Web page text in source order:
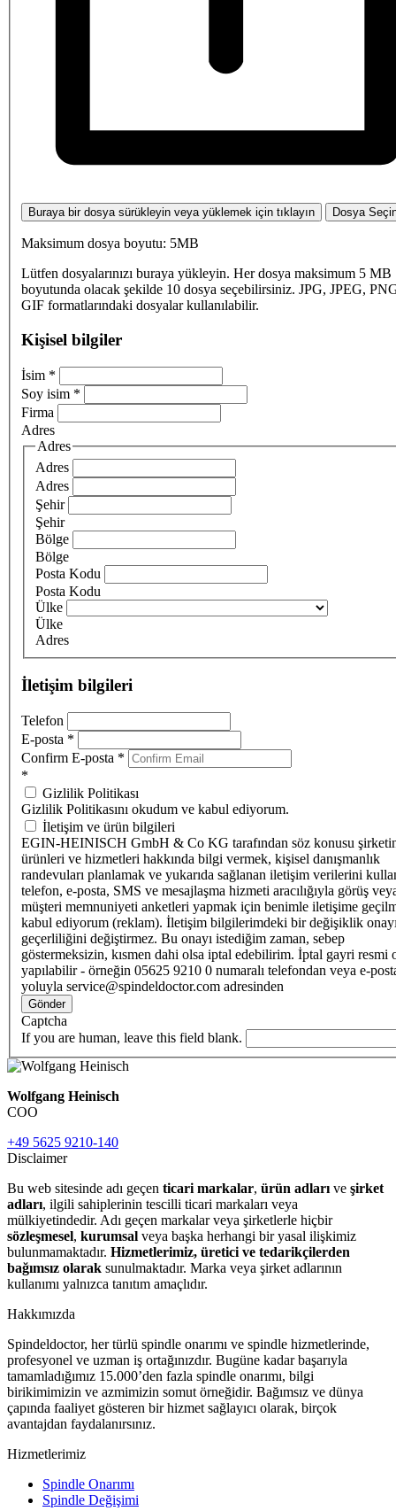
Buraya bir dosya sürükleyin veya yüklemek için tıklayın Dosya
Maksimum dosya boyutu: 5MB
Lütfen dosyalarınızı buraya yükleyin. Her dosya maksimum 5 MB
boyutunda olacak şekilde 10 dosya seçebilirsiniz. JPG, JPEG,
GIF formatlarındaki dosyalar kullanılabilir.
Kişisel bilgiler
İsim *
Soy isim *
Firma
Adres
Adres
Adres
Adres
Şehir
Şehir
Bölge
Bölge
Posta Kodu
Posta Kodu
Ülke
Ülke
Adres
İletişim bilgileri
Telefon
E-posta *
Confirm E-posta *
*
Gizlilik Politikası
Gizlilik Politikasını okudum ve kabul ediyorum.
İletişim ve ürün bilgileri
EGIN-HEINISCH GmbH & Co KG tarafından söz konusu
ürünleri ve hizmetleri hakkında bilgi vermek, kişisel danışmanlık
randevuları planlamak ve yukarıda sağlanan iletişim verilerini
telefon, e-posta, SMS ve mesajlaşma hizmeti aracılığıyla görüş
müşteri memnuniyeti anketleri yapmak için benimle iletişime
kabul ediyorum (reklam). İletişim bilgilerimdeki bir değişiklik
geçerliliğini değiştirmez. Bu onayı istediğim zaman, sebep
göstermeksizin, kısmen dahi olsa iptal edebilirim. İptal gayri resmi
yapılabilir - örneğin 05625 9210 0 numaralı telefondan veya e-
yoluyla service@spindeldoctor.com adresinden
Gönder
Captcha
If you are human, leave this field blank.
Wolfgang Heinisch
COO
+49 5625 9210-140
Disclaimer
Bu web sitesinde adı geçen ticari markalar, ürün adları ve şirket
adları, ilgili sahiplerinin tescilli ticari markaları veya
mülkiyetindedir. Adı geçen markalar veya şirketlerle hiçbir
sözleşmesel, kurumsal veya başka herhangi bir yasal ilişkimiz
bulunmamaktadır. Hizmetlerimiz, üretici ve tedarikçilerden
bağımsız olarak sunulmaktadır. Marka veya şirket adlarının
kullanımı yalnızca tanıtım amaçlıdır.
Hakkımızda
Spindeldoctor, her türlü spindle onarımı ve spindle hizmetlerinde,
profesyonel ve uzman iş ortağınızdır. Bugüne kadar başarıyla
tamamladığımız 15.000’den fazla spindle onarımı, bilgi
birikimimizin ve azmimizin somut örneğidir. Bağımsız ve dünya
çapında faaliyet gösteren bir hizmet sağlayıcı olarak, birçok
avantajdan faydalanırsınız.
Hizmetlerimiz
Spindle Onarımı
Spindle Değişimi